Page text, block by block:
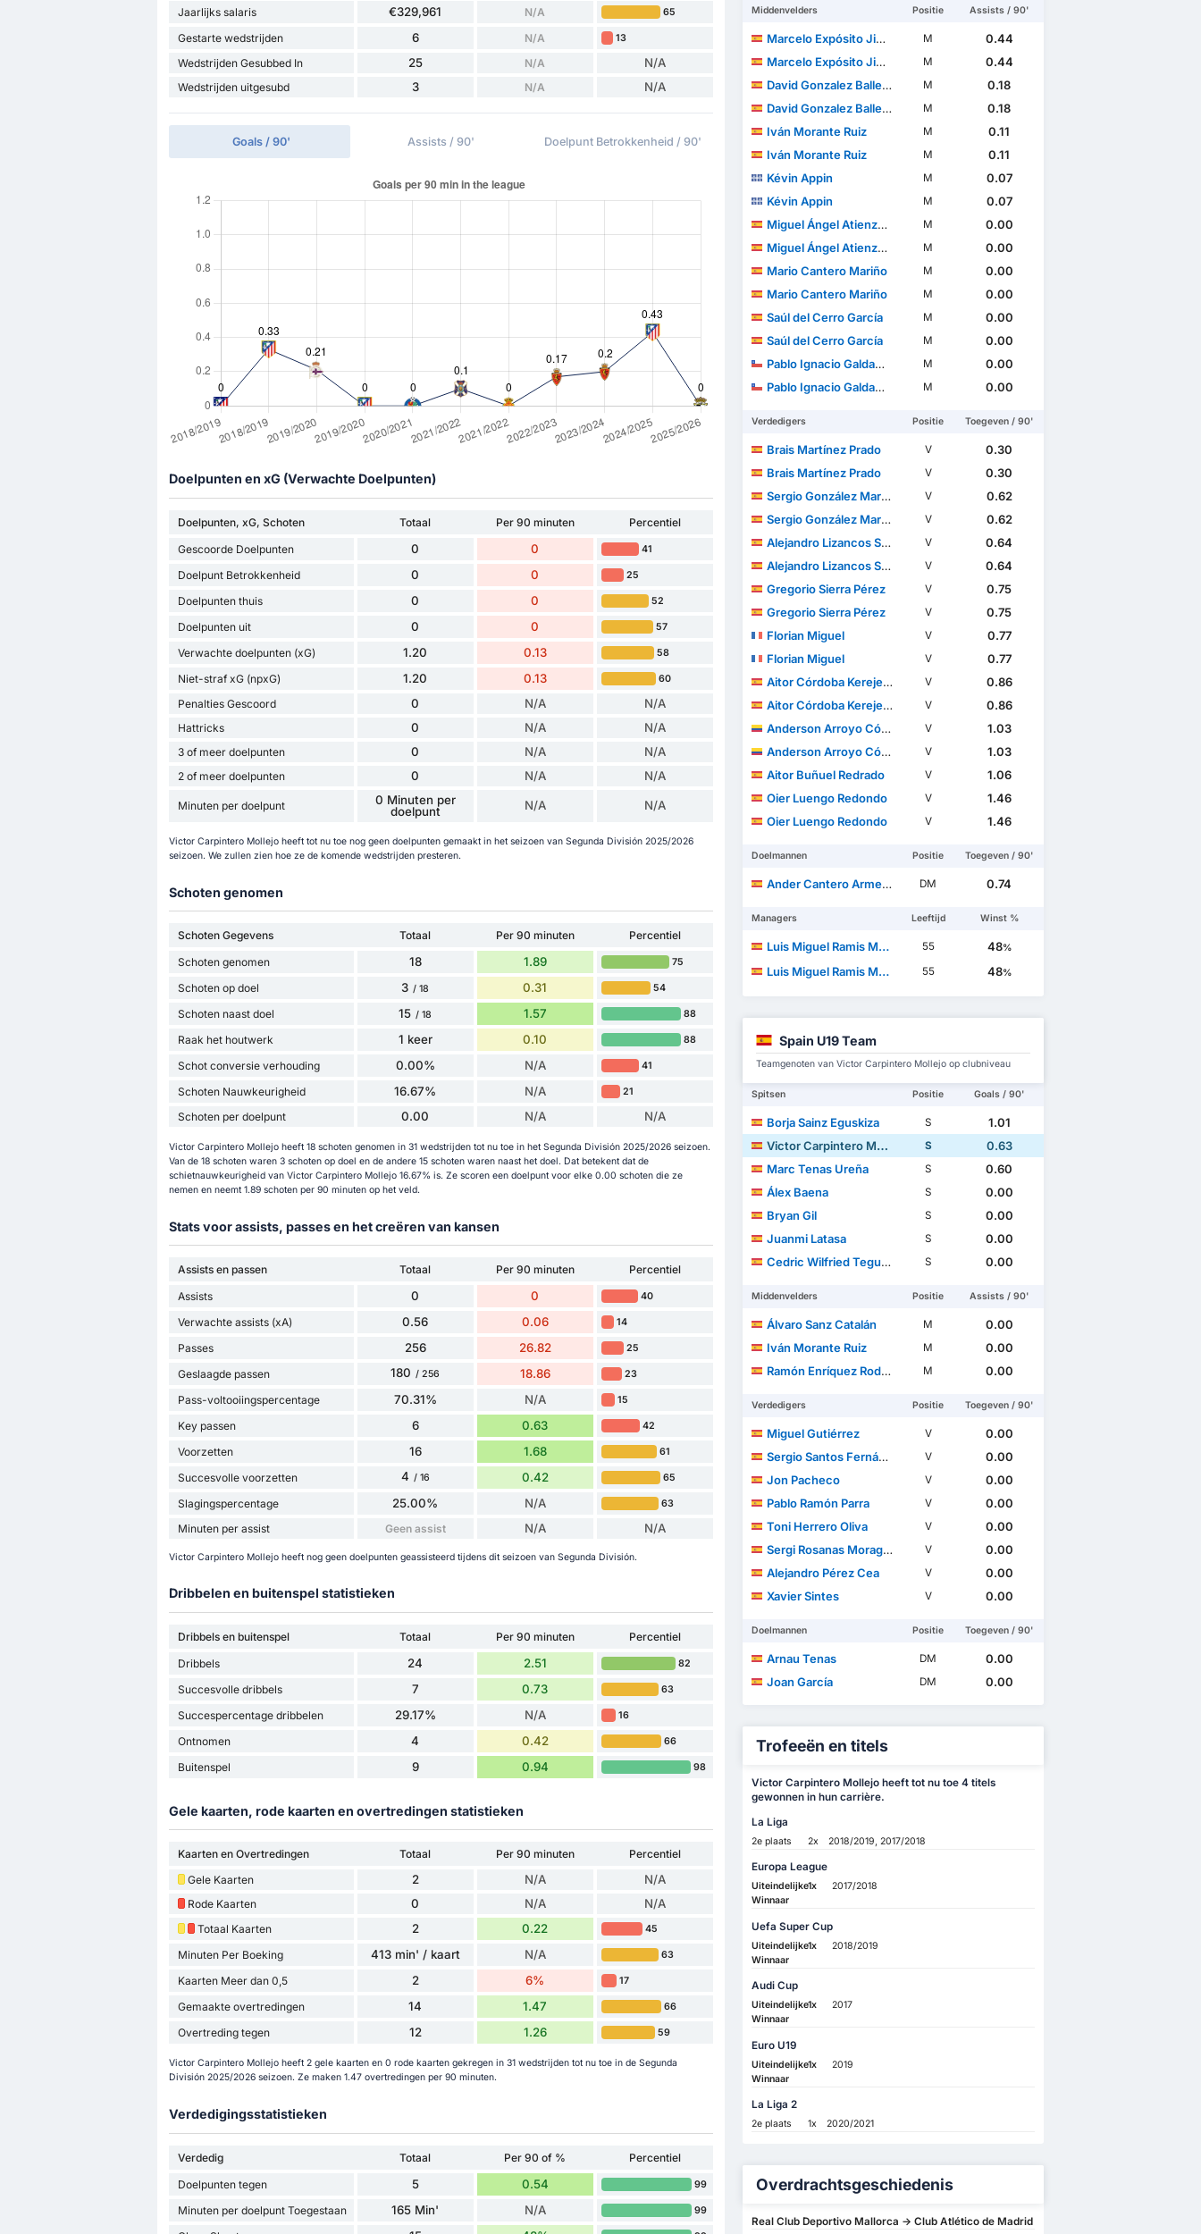
Jaarlijks salaris €329,961 N/A 65
Gestarte wedstrijden 6 N/A 13
Wedstrijden Gesubbed In 25 N/A N/A
Wedstrijden uitgesubd 3 N/A N/A
Goals / 90' Assists / 90' Doelpunt Betrokkenheid / 90'
Doelpunten en xG (Verwachte Doelpunten)
Doelpunten, xG, Schoten Totaal Per 90 minuten
Percentiel
Gescoorde Doelpunten
0 0 41
Doelpunt Betrokkenheid 0 0 25
Doelpunten thuis 0 0 52
Doelpunten uit 0 0 57
Verwachte doelpunten (xG) 1.20 0.13 58
Niet-straf xG (npxG) 1.20 0.13 60
Penalties Gescoord 0 N/A N/A
Hattricks 0 N/A N/A
3 of meer doelpunten 0 N/A N/A
2 of meer doelpunten 0 N/A N/A
Minuten per doelpunt
0 Minuten per
doelpunt
N/A N/A
Victor Carpintero Mollejo heeft tot nu toe nog geen doelpunten gemaakt in het seizoen van Segunda División 2025/2026
seizoen. We zullen zien hoe ze de komende wedstrijden presteren.
Schoten genomen
Schoten Gegevens Totaal Per 90 minuten
Percentiel
Schoten genomen
18 1.89 75
Schoten op doel 3 / 18 0.31 54
Schoten naast doel 15 / 18 1.57 88
Raak het houtwerk 1 keer 0.10 88
Schot conversie verhouding 0.00% N/A 41
Schoten Nauwkeurigheid 16.67% N/A 21
Schoten per doelpunt 0.00 N/A N/A
Victor Carpintero Mollejo heeft 18 schoten genomen in 31 wedstrijden tot nu toe in het Segunda División 2025/2026 seizoen.
Van de 18 schoten waren 3 schoten op doel en de andere 15 schoten waren naast het doel. Dat betekent dat de
schietnauwkeurigheid van Victor Carpintero Mollejo 16.67% is. Ze scoren een doelpunt voor elke 0.00 schoten die ze
nemen en neemt 1.89 schoten per 90 minuten op het veld.
Stats voor assists, passes en het creëren van kansen
Assists en passen Totaal Per 90 minuten
Percentiel
Assists
0 0 40
Verwachte assists (xA) 0.56 0.06 14
Passes 256 26.82 25
Geslaagde passen 180 / 256 18.86 23
Pass-voltooiingspercentage 70.31% N/A 15
Key passen 6 0.63 42
Voorzetten 16 1.68 61
Succesvolle voorzetten 4 / 16 0.42 65
Slagingspercentage 25.00% N/A 63
Minuten per assist Geen assist N/A N/A
Victor Carpintero Mollejo heeft nog geen doelpunten geassisteerd tijdens dit seizoen van Segunda División.
Dribbelen en buitenspel statistieken
Dribbels en buitenspel Totaal Per 90 minuten
Percentiel
Dribbels
24 2.51 82
Succesvolle dribbels 7 0.73 63
Succespercentage dribbelen 29.17% N/A 16
Ontnomen 4 0.42 66
Buitenspel 9 0.94 98
Gele kaarten, rode kaarten en overtredingen statistieken
Kaarten en Overtredingen Totaal Per 90 minuten
Percentiel
Gele Kaarten
2 N/A N/A
Rode Kaarten 0 N/A N/A
Totaal Kaarten 2 0.22 45
Minuten Per Boeking 413 min' / kaart N/A 63
Kaarten Meer dan 0,5 2 6% 17
Gemaakte overtredingen 14 1.47 66
Overtreding tegen 12 1.26 59
Victor Carpintero Mollejo heeft 2 gele kaarten en 0 rode kaarten gekregen in 31 wedstrijden tot nu toe in de Segunda
División 2025/2026 seizoen. Ze maken 1.47 overtredingen per 90 minuten.
Verdedigingsstatistieken
Verdedig Totaal Per 90 of %
Percentiel
Doelpunten tegen
5 0.54 99
Minuten per doelpunt Toegestaan 165 Min' N/A 99
Middenvelders Positie Assists / 90'
Marcelo Expósito Jiménez M
0.44
Marcelo Expósito Jiménez
M
0.44
David Gonzalez Ballesteros
M
0.18
David Gonzalez Ballesteros
M
0.18
Iván Morante Ruiz
M
0.11
Iván Morante Ruiz
M
0.11
Kévin Appin
M
0.07
Kévin Appin
M
0.07
Miguel Ángel Atienza Villa
M
0.00
Miguel Ángel Atienza Villa
M
0.00
Mario Cantero Mariño
M
0.00
Mario Cantero Mariño
M
0.00
Saúl del Cerro García
M
0.00
Saúl del Cerro García
M
0.00
Pablo Ignacio Galdames Millán
M
0.00
Pablo Ignacio Galdames Millán
M 0.00
Verdedigers Positie Toegeven / 90'
Brais Martínez Prado V
0.30
Brais Martínez Prado
V
0.30
Sergio González Martínez
V
0.62
Sergio González Martínez
V
0.62
Alejandro Lizancos Saldaña
V
0.64
Alejandro Lizancos Saldaña
V
0.64
Gregorio Sierra Pérez
V
0.75
Gregorio Sierra Pérez
V
0.75
Florian Miguel
V
0.77
Florian Miguel
V
0.77
Aitor Córdoba Kerejeta
V
0.86
Aitor Córdoba Kerejeta
V
0.86
Anderson Arroyo Córdoba
V
1.03
Anderson Arroyo Córdoba
V
1.03
Aitor Buñuel Redrado
V
1.06
Oier Luengo Redondo
V
1.46
Oier Luengo Redondo
V 1.46
Doelmannen Positie Toegeven / 90'
Ander Cantero Armendáriz DM 0.74
Managers Leeftijd Winst %
Luis Miguel Ramis Monfort 55 48%
Luis Miguel Ramis Monfort 55 48%
Spain U19 Team
Teamgenoten van Victor Carpintero Mollejo op clubniveau
Spitsen Positie Goals / 90'
Borja Sainz Eguskiza S
1.01
Victor Carpintero Mollejo
S
0.63
Marc Tenas Ureña
S
0.60
Álex Baena
S
0.00
Bryan Gil
S
0.00
Juanmi Latasa
S
0.00
Cedric Wilfried Teguia Noubi
S 0.00
Middenvelders Positie Assists / 90'
Álvaro Sanz Catalán M
0.00
Iván Morante Ruiz
M
0.00
Ramón Enríquez Rodríguez
M 0.00
Verdedigers Positie Toegeven / 90'
Miguel Gutiérrez V
0.00
Sergio Santos Fernández
V
0.00
Jon Pacheco
V
0.00
Pablo Ramón Parra
V
0.00
Toni Herrero Oliva
V
0.00
Sergi Rosanas Moragas
V
0.00
Alejandro Pérez Cea
V
0.00
Xavier Sintes
V 0.00
Doelmannen Positie Toegeven / 90'
Arnau Tenas DM
0.00
Joan García
DM 0.00
Trofeeën en titels
Victor Carpintero Mollejo heeft tot nu toe 4 titels
gewonnen in hun carrière.
La Liga
2e plaats 2x 2018/2019, 2017/2018
Europa League
Uiteindelijke
Winnaar
1x 2017/2018
Uefa Super Cup
Uiteindelijke
Winnaar
1x 2018/2019
Audi Cup
Uiteindelijke
Winnaar
1x 2017
Euro U19
Uiteindelijke
Winnaar
1x 2019
La Liga 2
2e plaats 1x 2020/2021
Overdrachtsgeschiedenis
Real Club Deportivo Mallorca -> Club Atlético de Madrid